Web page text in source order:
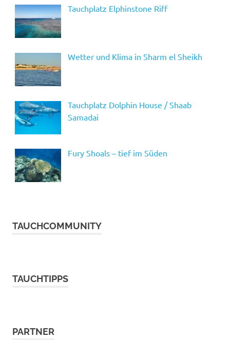
Tauchplatz Elphinstone Riff
Wetter und Klima in Sharm el Sheikh
Tauchplatz Dolphin House / Shaab
Samadai
Fury Shoals – tief im Süden
TAUCHCOMMUNITY
TAUCHTIPPS
PARTNER